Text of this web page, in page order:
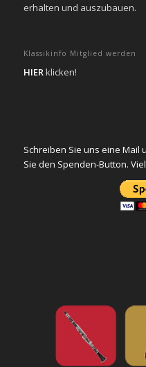
erhalten und auszubauen.
Klassikinfo Mitglied werden
HIERklicken!
Schreiben Sie uns eine
Sie den Spenden-Button.